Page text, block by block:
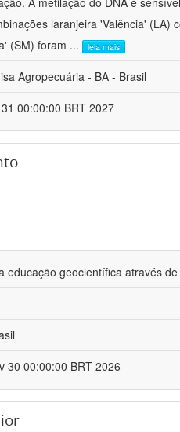
laranjeira 'Valência' (LA)
(SM) foram ... leia mais
Agropecuária - BA - Brasil
00:00:00 BRT 2027
educação geocientífica através
30 00:00:00 BRT 2026